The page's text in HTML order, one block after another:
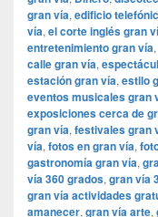
gran vía, edificio
vía, el corte inglés gran
entretenimiento gran vía,
calle gran vía,
estación gran vía, estilo
eventos musicales gran
exposiciones cerca de
gran vía, festivales gran
vía, fotos en gran vía,
gastronomía gran vía,
vía 360 grados, gran vía
gran vía actividades
amanecer, gran vía arte,